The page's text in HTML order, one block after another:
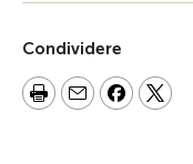
Condividere